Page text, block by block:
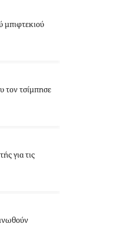
μπιφτεκιού
τον τσίμπησε
για τις